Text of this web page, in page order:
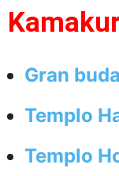
Gran
Templo
Templo